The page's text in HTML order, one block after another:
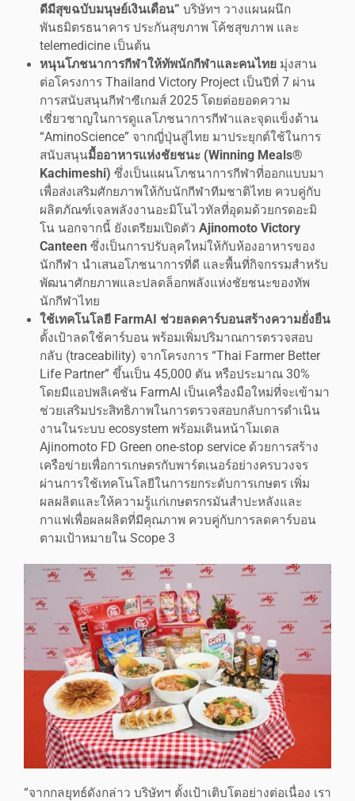
ดีมีสุขฉบับมนุษย์เงินเดือน” บริษัทฯ วางแผนผนึก
พันธมิตรธนาคาร ประกันสุขภาพ โค้ชสุขภาพ และ
telemedicine เป็นต้น
หนุนโภชนาการกีฬาให้ทัพนักกีฬาและคนไทย มุ่งสาน
ต่อโครงการ Thailand Victory Project เป็นปีที่ 7 ผ่าน
การสนับสนุนกีฬาซีเกมส์ 2025 โดยต่อยอดความ
เชี่ยวชาญในการดูแลโภชนาการกีฬาและจุดแข็งด้าน
“AminoScience” จากญี่ปุ่นสู่ไทย มาประยุกต์ใช้ในการ
สนับสนุนมื้ออาหารแห่งชัยชนะ (Winning Meals®
Kachimeshi) ซึ่งเป็นแผนโภชนาการกีฬาที่ออกแบบมา
เพื่อส่งเสริมศักยภาพให้กับนักกีฬาทีมชาติไทย ควบคู่กับ
ผลิตภัณฑ์เจลพลังงานอะมิโนไวทัลที่อุดมด้วยกรดอะมิ
โน นอกจากนี้ ยังเตรียมเปิดตัว Ajinomoto Victory
Canteen ซึ่งเป็นการปรับลุคใหม่ให้กับห้องอาหารของ
นักกีฬา นำเสนอโภชนาการที่ดี และพื้นที่กิจกรรมสำหรับ
พัฒนาศักยภาพและปลดล็อกพลังแห่งชัยชนะของทัพ
นักกีฬาไทย
ใช้เทคโนโลยี FarmAI ช่วยลดคาร์บอนสร้างความยั่งยืน
ตั้งเป้าลดใช้คาร์บอน พร้อมเพิ่มปริมาณการตรวจสอบ
กลับ (traceability) จากโครงการ “Thai Farmer Better
Life Partner” ขึ้นเป็น 45,000 ตัน หรือประมาณ 30%
โดยมีแอปพลิเคชัน FarmAI เป็นเครื่องมือใหม่ที่จะเข้ามา
ช่วยเสริมประสิทธิภาพในการตรวจสอบกลับการดำเนิน
งานในระบบ ecosystem พร้อมเดินหน้าโมเดล
Ajinomoto FD Green one-stop service ด้วยการสร้าง
เครือข่ายเพื่อการเกษตรกับพาร์ตเนอร์อย่างครบวงจร
ผ่านการใช้เทคโนโลยีในการยกระดับการเกษตร เพิ่ม
ผลผลิตและให้ความรู้แก่เกษตรกรมันสำปะหลังและ
กาแฟเพื่อผลผลิตที่มีคุณภาพ ควบคู่กับการลดคาร์บอน
ตามเป้าหมายใน Scope 3
“จากกลยุทธ์ดังกล่าว บริษัทฯ ตั้งเป้าเติบโตอย่างต่อเนื่อง เรา